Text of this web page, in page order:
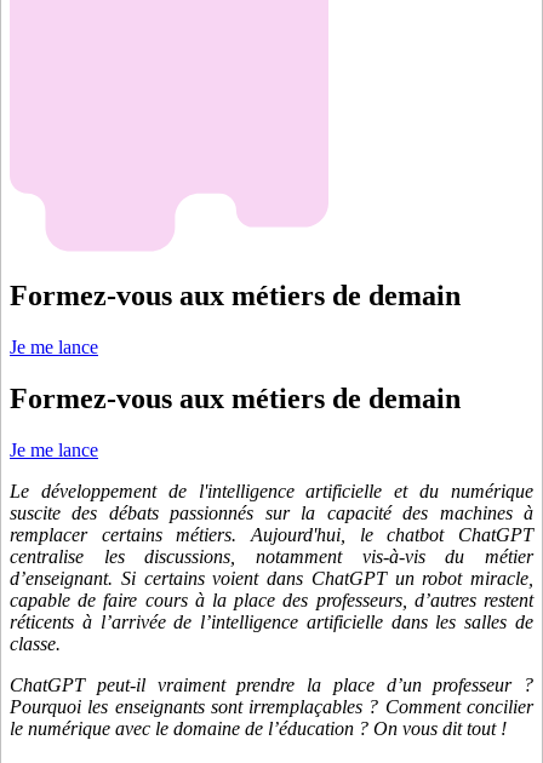
Formez-vous aux métiers de demain
Je me lance
Formez-vous aux métiers de demain
Je me lance
Le développement de l'intelligence artificielle et du numérique
suscite des débats passionnés sur la capacité des machines à
remplacer certains métiers. Aujourd'hui, le chatbot ChatGPT
centralise les discussions, notamment vis-à-vis du métier
d’enseignant. Si certains voient dans ChatGPT un robot miracle,
capable de faire cours à la place des professeurs, d’autres restent
réticents à l’arrivée de l’intelligence artificielle dans les salles de
classe.
ChatGPT peut-il vraiment prendre la place d’un professeur ?
Pourquoi les enseignants sont irremplaçables ? Comment concilier
le numérique avec le domaine de l’éducation ? On vous dit tout !